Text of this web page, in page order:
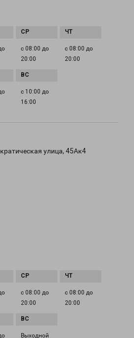
с 08:00 до
20:00
с 08:00 до
20:00
с 10:00 до
16:00
улица, 45Ак4
с 08:00 до
20:00
с 08:00 до
20:00
Выходной